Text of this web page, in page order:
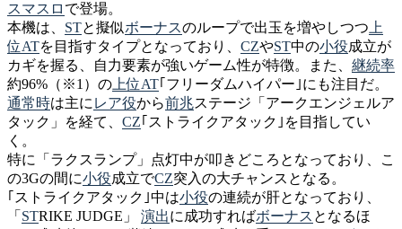
スマスロ で登場。
本機は、 STと擬似ボーナスのループで出玉を増やしつつ 上
位ATを目指すタイプとなっており、 CZやST中の小役成立が
カギを握る、自力要素が強いゲーム性が特徴。また、 継続率
約96%（※1）の 上位AT｢フリーダムハイパー｣にも注目だ。
通常時は主に レア役から前兆ステージ「アークエンジェルア
タック」を経て、 CZ｢ストライクアタック｣を目指してい
く。
特に「ラクスランプ」点灯中が叩きどころとなっており、こ
の3Gの間に小役成立でCZ突入の大チャンスとなる。
｢ストライクアタック｣中は小役の連続が肝となっており、
「 STRIKE JUDGE 」 演出に成功すればボーナス となるほ